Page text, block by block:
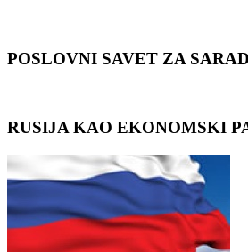
POSLOVNI SAVET ZA
RUSIJA KAO EKONOMSKI